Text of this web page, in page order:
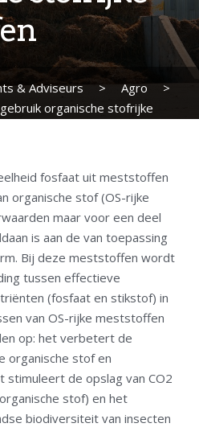
& Adviseurs > Agro
>
organische stofrijke
fosfaat uit meststoffen
organische stof (OS-rijke
maar voor een deel
is aan de van toepassing
Bij deze meststoffen wordt
tussen effectieve
(fosfaat en stikstof) in
van OS-rijke meststoffen
op: het verbetert de
organische stof en
de opslag van CO2
stof) en het
biodiversiteit van insecten